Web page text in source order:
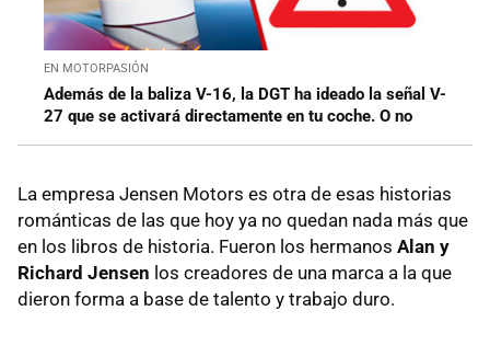
EN MOTORPASIÓN
Además de la baliza V-16, la DGT ha ideado la señal V-
27 que se activará directamente en tu coche. O no
La empresa Jensen Motors es otra de esas historias
románticas de las que hoy ya no quedan nada más que
en los libros de historia. Fueron los hermanos Alan y
Richard Jensen los creadores de una marca a la que
dieron forma a base de talento y trabajo duro.